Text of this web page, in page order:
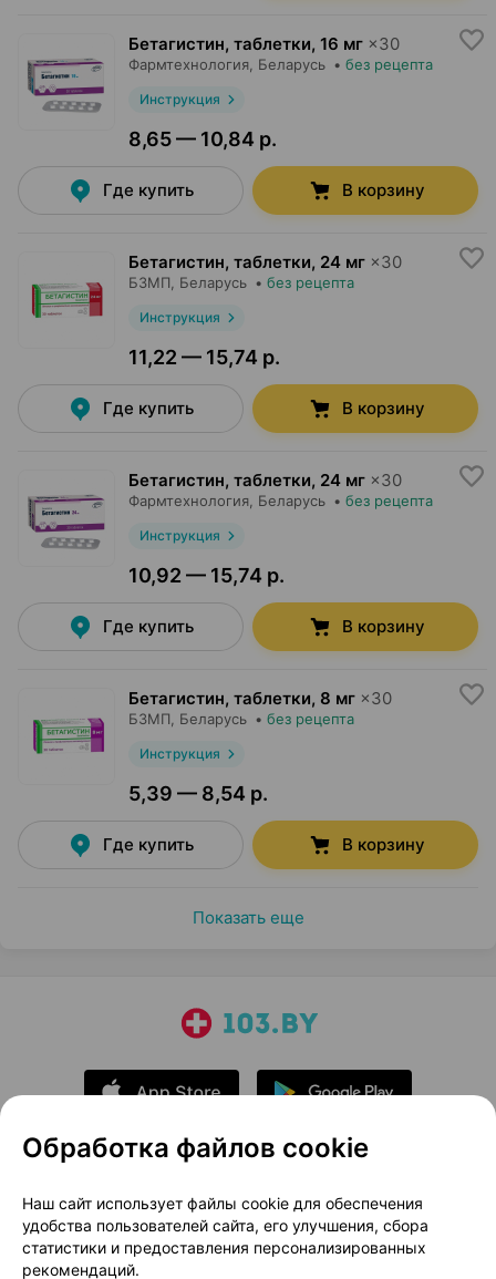
Бетагистин, таблетки, 16 мг ×30
Фармтехнология, Беларусь • без рецепта
Инструкция
8,65 — 10,84 р.
Где купить В корзину
Бетагистин, таблетки, 24 мг ×30
БЗМП, Беларусь • без рецепта
Инструкция
11,22 — 15,74 р.
Где купить В корзину
Бетагистин, таблетки, 24 мг ×30
Фармтехнология, Беларусь • без рецепта
Инструкция
10,92 — 15,74 р.
Где купить В корзину
Бетагистин, таблетки, 8 мг ×30
БЗМП, Беларусь • без рецепта
Инструкция
5,39 — 8,54 р.
Где купить В корзину
Показать еще
О проекте
Новости проекта
Размещение рекламы
Медицинский маркетинг
Публичный договор
Доставка
Обработка файлов cookie
Наш сайт использует файлы cookie для обеспечения
удобства пользователей сайта, его улучшения, сбора
статистики и предоставления персонализированных
рекомендаций.